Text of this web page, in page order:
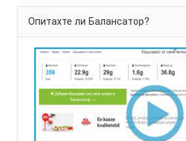
Опитахте ли Балансатор?